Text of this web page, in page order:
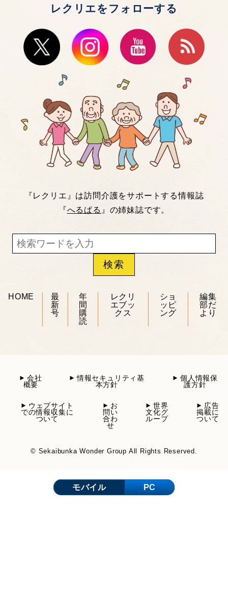
レクリエをフォローする
『レクリエ』は訪問介護をサポートする情報誌
『へるぱる 』の姉妹誌です。
HOME
最
新
号
年
間
購
読
レクリ
エブッ
クス
ショ
ッピ
ング
編集
部だ
より
会社
概要
情報セキュリティ基
本方針
個人情報保
護方針
ウェブサイト
での情報収集に
ついて
お
問い
合わ
せ
世界
文化グ
ループ
広告
掲載に
ついて
© Sekaibunka Wonder Group All Rights Reserved.
モバイル PC